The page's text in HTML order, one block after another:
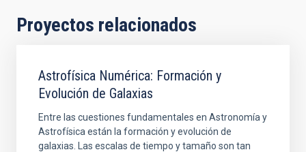
Proyectos relacionados
Astrofísica Numérica: Formación y
Evolución de Galaxias
Entre las cuestiones fundamentales en Astronomía y
Astrofísica están la formación y evolución de
galaxias. Las escalas de tiempo y tamaño son tan